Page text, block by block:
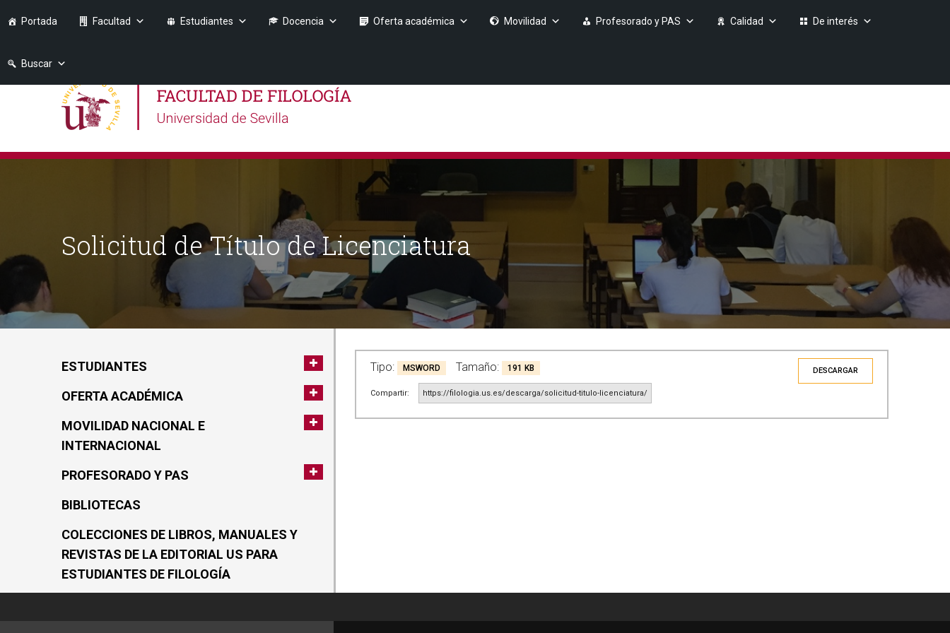
Portada Facultad Estudiantes Docencia Oferta académica Movilidad Profesorado y PAS Calidad De interés
Buscar
Solicitud de Título de Licenciatura
ESTUDIANTES
OFERTA ACADÉMICA
MOVILIDAD NACIONAL E
INTERNACIONAL
PROFESORADO Y PAS
BIBLIOTECAS
COLECCIONES DE LIBROS, MANUALES Y
REVISTAS DE LA EDITORIAL US PARA
ESTUDIANTES DE FILOLOGÍA
Tipo: MSWORD Tamaño: 191 KB
Compartir: https://filologia.us.es/descarga/solicitud-titulo-licenciatura/
DESCARGAR